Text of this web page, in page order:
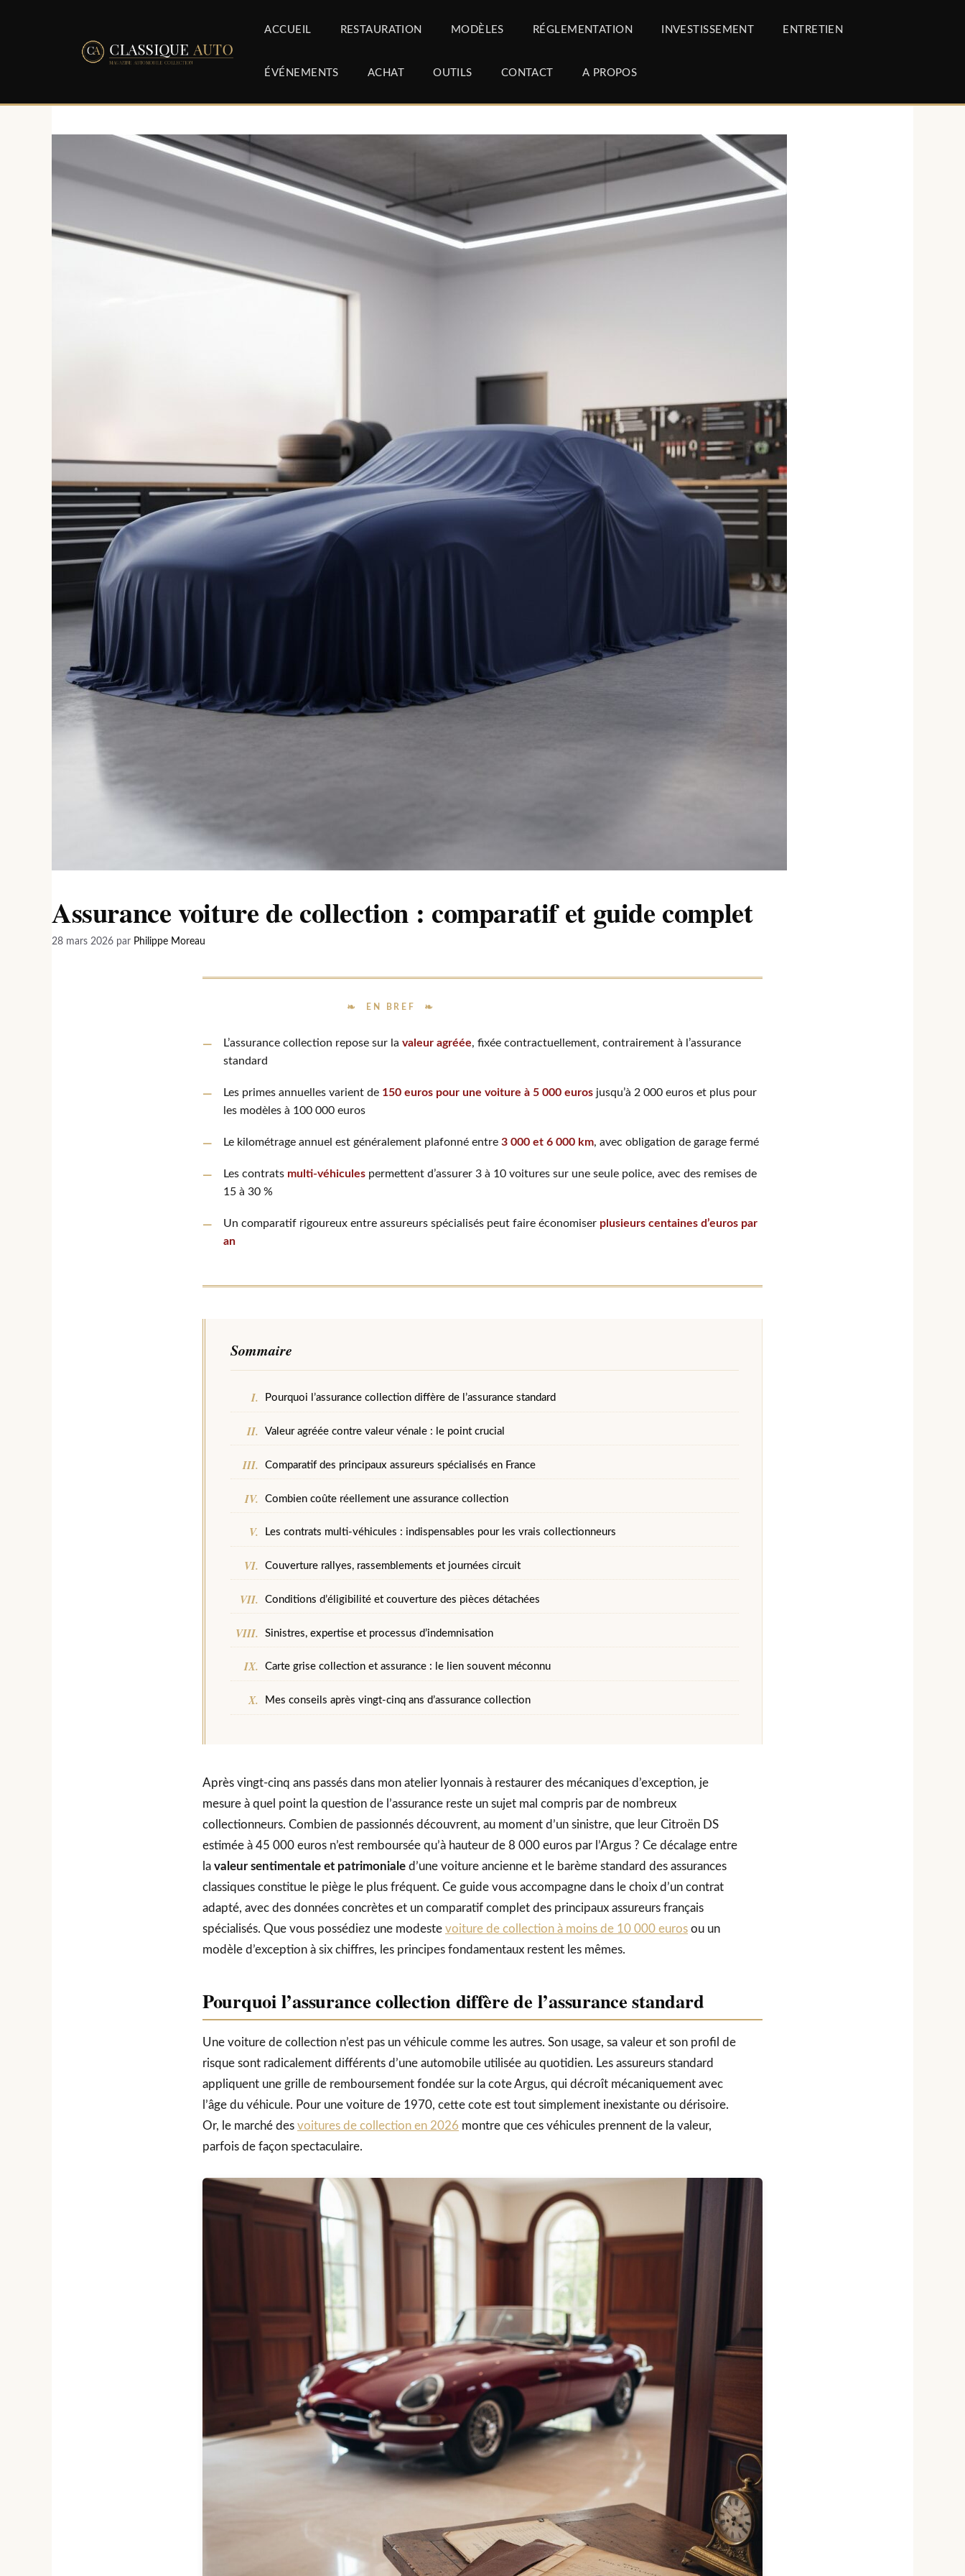
ACCUEIL RESTAURATION MODÈLES RÉGLEMENTATION INVESTISSEMENT ENTRETIEN
ÉVÉNEMENTS ACHAT OUTILS CONTACT A PROPOS
Assurance voiture de collection : comparatif et guide complet
28 mars 2026 par Philippe Moreau
EN BREF
L’assurance collection repose sur la valeur agréée, fixée contractuellement, contrairement à l’assurance
standard
Les primes annuelles varient de 150 euros pour une voiture à 5 000 eurosjusqu’à 2 000 euros et plus pour
les modèles à 100 000 euros
Le kilométrage annuel est généralement plafonné entre 3 000 et 6 000 km, avec obligation de garage fermé
Les contrats multi-véhiculespermettent d’assurer 3 à 10 voitures sur une seule police, avec des remises de
15 à 30 %
Un comparatif rigoureux entre assureurs spécialisés peut faire économiser plusieurs centaines d’euros par
an
Sommaire
Pourquoi l’assurance collection diffère de l’assurance standard
Valeur agréée contre valeur vénale : le point crucial
Comparatif des principaux assureurs spécialisés en France
Combien coûte réellement une assurance collection
Les contrats multi-véhicules : indispensables pour les vrais collectionneurs
Couverture rallyes, rassemblements et journées circuit
Conditions d’éligibilité et couverture des pièces détachées
Sinistres, expertise et processus d’indemnisation
Carte grise collection et assurance : le lien souvent méconnu
Mes conseils après vingt-cinq ans d’assurance collection
Après vingt-cinq ans passés dans mon atelier lyonnais à restaurer des mécaniques d’exception, je
mesure à quel point la question de l’assurance reste un sujet mal compris par de nombreux
collectionneurs. Combien de passionnés découvrent, au moment d’un sinistre, que leur Citroën DS
estimée à 45 000 euros n’est remboursée qu’à hauteur de 8 000 euros par l’Argus ? Ce décalage entre
la valeur sentimentale et patrimoniale d’une voiture ancienne et le barème standard des assurances
classiques constitue le piège le plus fréquent. Ce guide vous accompagne dans le choix d’un contrat
adapté, avec des données concrètes et un comparatif complet des principaux assureurs français
spécialisés. Que vous possédiez une modeste voiture de collection à moins de 10 000 euros ou un
modèle d’exception à six chiffres, les principes fondamentaux restent les mêmes.
Pourquoi l’assurance collection diffère de l’assurance standard
Une voiture de collection n’est pas un véhicule comme les autres. Son usage, sa valeur et son profil de
risque sont radicalement différents d’une automobile utilisée au quotidien. Les assureurs standard
appliquent une grille de remboursement fondée sur la cote Argus, qui décroît mécaniquement avec
l’âge du véhicule. Pour une voiture de 1970, cette cote est tout simplement inexistante ou dérisoire.
Or, le marché des voitures de collection en 2026 montre que ces véhicules prennent de la valeur,
parfois de façon spectaculaire.